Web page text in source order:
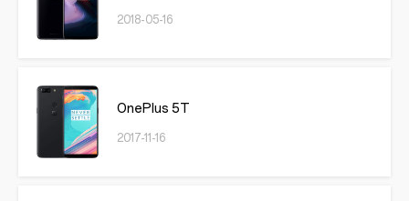
2018-05-16
OnePlus 5T
2017-11-16